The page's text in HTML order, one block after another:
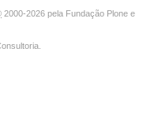
2000-2026 pela Fundação Plone e